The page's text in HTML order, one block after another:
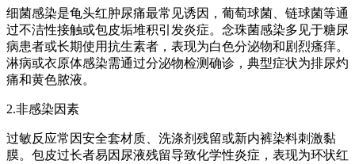
细菌感染是龟头红肿尿痛最常见诱因，葡萄球菌、链球菌等通
过不洁性接触或包皮垢堆积引发炎症。念珠菌感染多见于糖尿
病患者或长期使用抗生素者，表现为白色分泌物和剧烈瘙痒。
淋病或衣原体感染需通过分泌物检测确诊，典型症状为排尿灼
痛和黄色脓液。
2.非感染因素
过敏反应常因安全套材质、洗涤剂残留或新内裤染料刺激黏
膜。包皮过长者易因尿液残留导致化学性炎症，表现为环状红